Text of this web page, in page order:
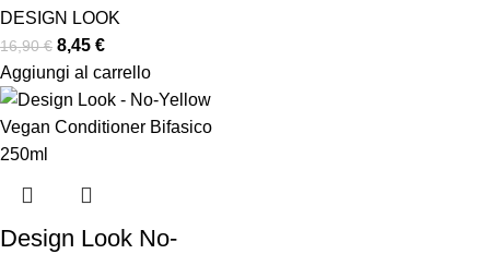
DESIGN LOOK
16,90€ 8,45 €
Aggiungi al carrello
Design Look No-